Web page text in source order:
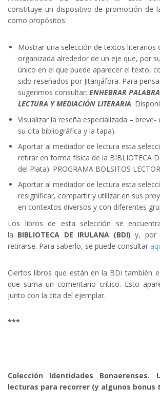
constituye un dispositivo de promoción de
como propósitos:
Mostrar una selección de textos literarios
organizada alrededor de un eje que, por
único en el que puede aparecer el texto,
sido reseñados por Jitanjáfora. Para
sugerimos consultar: ENHEBRAR
LECTURA Y MEDIACIÓN LITERARIA.
Visualizar la reseña especializada – breve-
su cita bibliográfica y la tapa).
Aportar al mediador de lectura esta
retirar en forma física de la BIBLIOTECA
del Plata): PROGRAMA BOLSITOS
Aportar al mediador de lectura esta
resignificar, compartir y utilizar en sus
en contextos diversos y con diferentes
Los libros de esta selección se
la BIBLIOTECA DE IRULANA (BDI)y, por
retirarse. Para saberlo, se puede consultar
Ciertos libros que están en la BDI también
que suma un comentario crítico. Esto
junto con la cita del ejemplar.
***
Colección Identidades
lecturas para recorrer (y algunos bonus